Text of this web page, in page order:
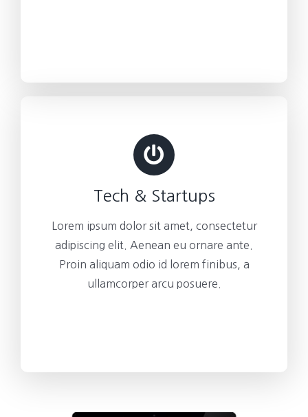
Tech & Startups
Lorem ipsum dolor sit amet, consectetur
adipiscing elit. Aenean eu ornare ante.
Proin aliquam odio id lorem finibus, a
ullamcorper arcu posuere.